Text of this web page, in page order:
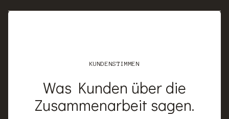
KUNDENSTIMMEN
Was Kunden über die
Zusammenarbeit sagen.